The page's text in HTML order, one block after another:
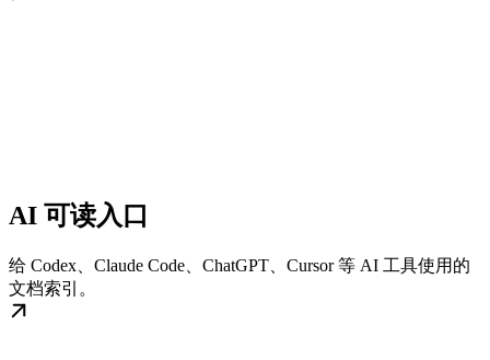
AI 可读入口
给 Codex、Claude Code、ChatGPT、Cursor 等 AI 工具使用的
文档索引。